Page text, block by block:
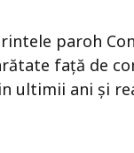
paroh
față de
ultimii ani și